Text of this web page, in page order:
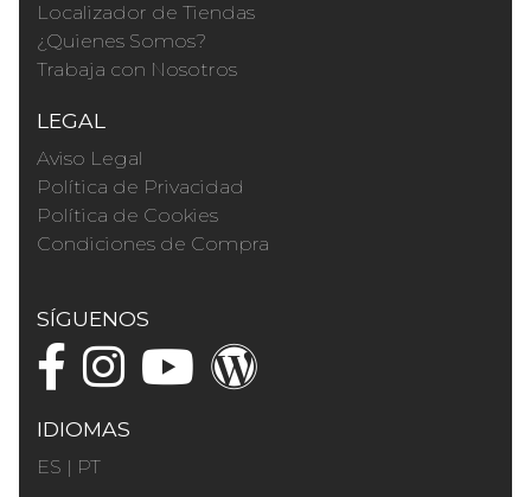
Localizador de Tiendas
¿Quienes Somos?
Trabaja con Nosotros
LEGAL
Aviso Legal
Política de Privacidad
Política de Cookies
Condiciones de Compra
SÍGUENOS
IDIOMAS
ES | PT